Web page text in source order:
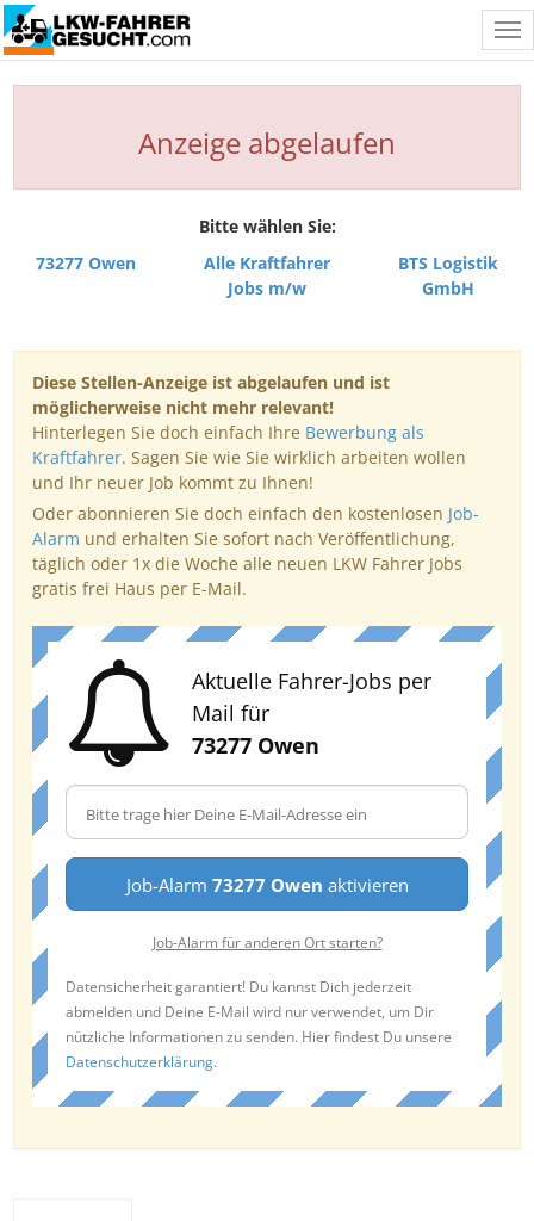
Anzeige abgelaufen
Bitte wählen Sie:
73277 Owen
Alle Kraftfahrer
Jobs m/w
BTS Logistik
GmbH
Diese Stellen-Anzeige ist abgelaufen und ist
möglicherweise nicht mehr relevant!
Hinterlegen Sie doch einfach Ihre Bewerbung als
Kraftfahrer. Sagen Sie wie Sie wirklich arbeiten wollen
und Ihr neuer Job kommt zu Ihnen!
Oder abonnieren Sie doch einfach den kostenlosen Job-
Alarm und erhalten Sie sofort nach Veröffentlichung,
täglich oder 1x die Woche alle neuen LKW Fahrer Jobs
gratis frei Haus per E-Mail.
Aktuelle Fahrer-Jobs per
Mail für
73277 Owen
Job-Alarm 73277 Owen aktivieren
Job-Alarm für anderen Ort starten?
Datensicherheit garantiert! Du kannst Dich jederzeit
abmelden und Deine E-Mail wird nur verwendet, um Dir
nützliche Informationen zu senden. Hier findest Du unsere
Datenschutzerklärung.